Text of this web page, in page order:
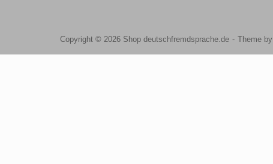
Copyright © 2026 Shop deutschfremdsprache.de Theme by